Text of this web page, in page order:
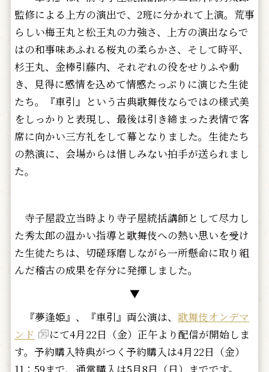
監修による上方の演出で、2班に分かれて上演。荒事
らしい梅王丸と松王丸の力強さ、上方の演出ならで
はの和事味あふれる桜丸の柔らかさ、そして時平、
杉王丸、金棒引藤内、それぞれの役をせりふや動
き、見得に感情を込めて情感たっぷりに演じた生徒
たち。『車引』という古典歌舞伎ならではの様式美
をしっかりと表現し、最後は引き締まった表情で客
席に向かい三方礼をして幕となりました。生徒たち
の熱演に、会場からは惜しみない拍手が送られまし
た。
寺子屋設立当時より寺子屋統括講師として尽力し
た秀太郎の温かい指導と歌舞伎への熱い思いを受け
た生徒たちは、切磋琢磨しながら一所懸命に取り組
んだ稽古の成果を存分に発揮しました。
▼
『夢逢姫』、『車引』両公演は、 歌舞伎オンデマ
ンド
にて4月22日（金）正午より配信が開始しま
す。予約購入特典がつく予約購入は4月22日（金）
11：59まで、通常購入は5月8日（日）までです。